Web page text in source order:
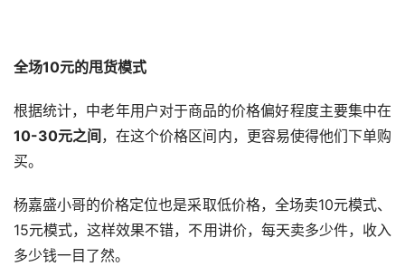
全场10元的甩货模式
根据统计，中老年用户对于商品的价格偏好程度主要集中在
10-30元之间 ，在这个价格区间内，更容易使得他们下单购
买。
杨嘉盛小哥的价格定位也是采取低价格，全场卖10元模式、
15元模式，这样效果不错，不用讲价，每天卖多少件，收入
多少钱一目了然。